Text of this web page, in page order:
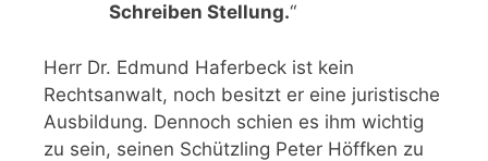
Schreiben Stellung.“
Herr Dr. Edmund Haferbeck ist kein
Rechtsanwalt, noch besitzt er eine juristische
Ausbildung. Dennoch schien es ihm wichtig
zu sein, seinen Schützling Peter Höffken zu